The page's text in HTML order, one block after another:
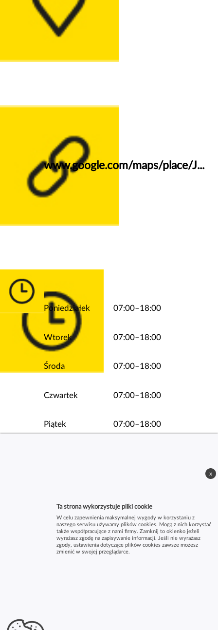
www.google.com/maps/place/J...
Poniedziałek 07:00–18:00
Wtorek 07:00–18:00
Środa 07:00–18:00
Czwartek 07:00–18:00
Piątek 07:00–18:00
Ta strona wykorzystuje pliki cookie
W celu zapewnienia maksymalnej wygody w korzystaniu z
naszego serwisu używamy plików cookies. Mogą z nich korzystać
także współpracujące z nami firmy. Zamknij to okienko jeżeli
wyrażasz zgodę na zapisywanie informacji. Jeśli nie wyrażasz
zgody, ustawienia dotyczące plików cookies zawsze możesz
zmienić w swojej przeglądarce.
x